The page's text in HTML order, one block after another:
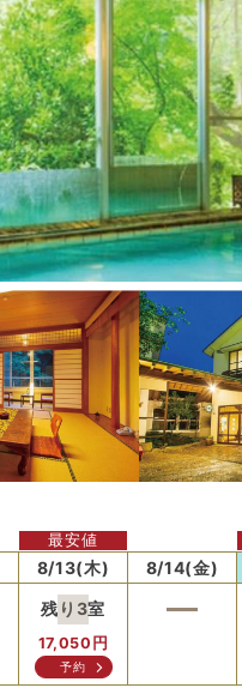
8/13(木)
残り 3室
17,050 円
予約
最安値
8/14(金)